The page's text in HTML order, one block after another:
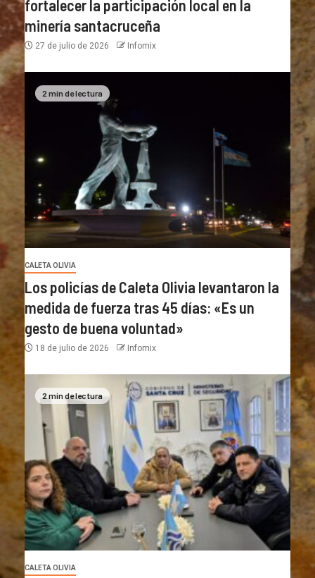
fortalecer la participación local en la
minería santacruceña
27 de julio de 2026 Infomix
2 min de lectura
CALETA OLIVIA
Los policías de Caleta Olivia levantaron la
medida de fuerza tras 45 días: «Es un
gesto de buena voluntad»
18 de julio de 2026 Infomix
2 min de lectura
CALETA OLIVIA